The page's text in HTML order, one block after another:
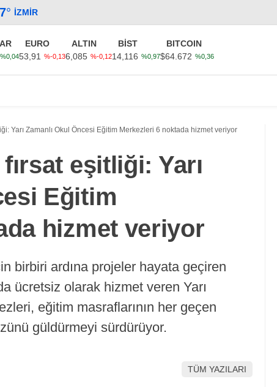
° İZMIR
%0,04
EURO
53,91
%-0,13
ALTIN
6,085 %-0,12
BİST
14,116 %0,97
BITCOIN
$64.672 %0,36
Yarı Zamanlı Okul Öncesi Eğitim Merkezleri 6 noktada hizmet veriyor
eşitliği: Yarı
Eğitim
hizmet veriyor
birbiri ardına projeler hayata geçiren
ücretsiz olarak hizmet veren Yarı
eğitim masraflarının her geçen
güldürmeyi sürdürüyor.
TÜM YAZILARI